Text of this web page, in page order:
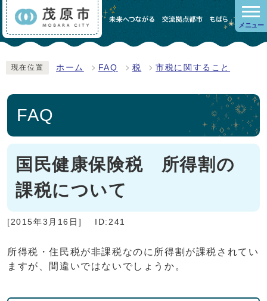
メニュー
現在位置 ホーム FAQ 税 市税に関すること
FAQ
国民健康保険税 所得割の
課税について
[2015年3月16日] ID:241
所得税・住民税が非課税なのに所得割が課税されてい
ますが、間違いではないでしょうか。